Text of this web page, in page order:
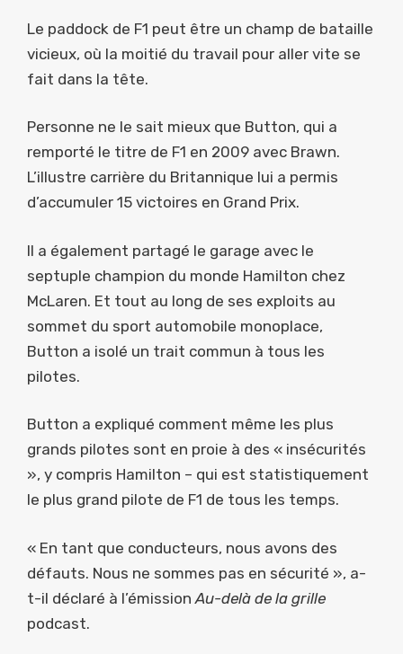
Le paddock de F1 peut être un champ de bataille
vicieux, où la moitié du travail pour aller vite se
fait dans la tête.
Personne ne le sait mieux que Button, qui a
remporté le titre de F1 en 2009 avec Brawn.
L’illustre carrière du Britannique lui a permis
d’accumuler 15 victoires en Grand Prix.
Il a également partagé le garage avec le
septuple champion du monde Hamilton chez
McLaren. Et tout au long de ses exploits au
sommet du sport automobile monoplace,
Button a isolé un trait commun à tous les
pilotes.
Button a expliqué comment même les plus
grands pilotes sont en proie à des « insécurités
», y compris Hamilton – qui est statistiquement
le plus grand pilote de F1 de tous les temps.
« En tant que conducteurs, nous avons des
défauts. Nous ne sommes pas en sécurité », a-
t-il déclaré à l’émission Au-delà de la grille
podcast.